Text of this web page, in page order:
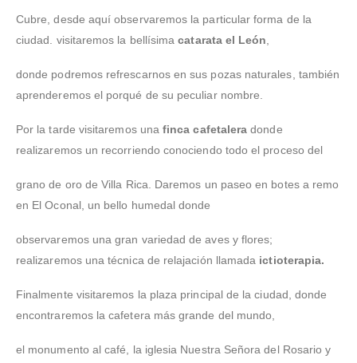
Cubre, desde aquí observaremos la particular forma de la
ciudad. visitaremos la bellísimacatarata el León,
donde podremos refrescarnos en sus pozas naturales, también
aprenderemos el porqué de su peculiar nombre.
Por la tarde visitaremos unafinca cafetaleradonde
realizaremos un recorriendo conociendo todo el proceso del
grano de oro de Villa Rica. Daremos un paseo en botes a remo
en El Oconal, un bello humedal donde
observaremos una gran variedad de aves y flores;
realizaremos una técnica de relajación llamada ictioterapia.
Finalmente visitaremos la plaza principal de la ciudad, donde
encontraremos la cafetera más grande del mundo,
el monumento al café, la iglesia Nuestra Señora del Rosario y